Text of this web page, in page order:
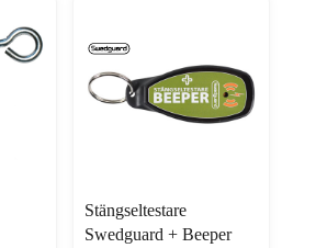
Stängseltestare
Swedguard + Beeper